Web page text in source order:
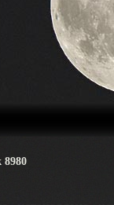
8980